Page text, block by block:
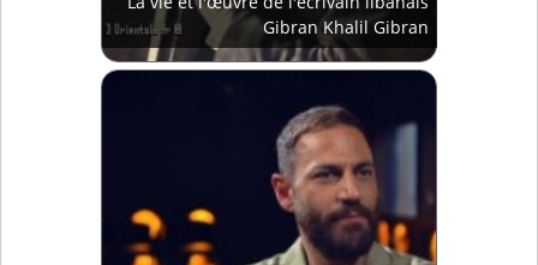
Gibran Khalil Gibran